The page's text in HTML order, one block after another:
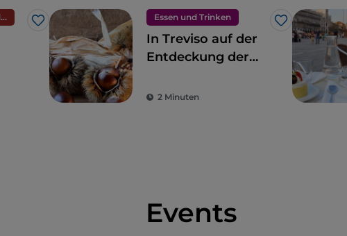
Museen, Sehenswürdigkeiten und Denkmäler
Like
Essen und Trinken
Like
In Treviso auf der
Entdeckung der
Monfenera IGP
2 Minuten
Events